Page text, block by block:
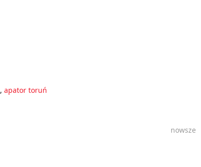
, apator toruń
nowsze